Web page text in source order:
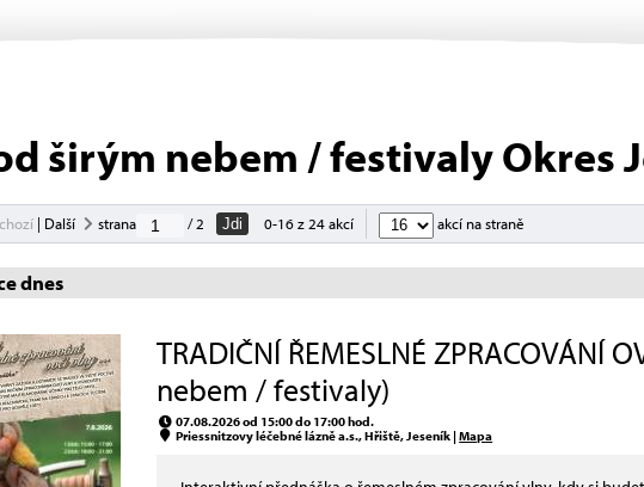
širým nebem / festivaly Okres
| Další strana / 2 Jdi 0-16 z 24 akcí akcí na straně
dnes
TRADIČNÍ ŘEMESLNÉ ZPRACOVÁNÍ
nebem / festivaly)
07.08.2026 od 15:00 do 17:00 hod.
Priessnitzovy léčebné lázně a.s., Hřiště, Jeseník |Mapa